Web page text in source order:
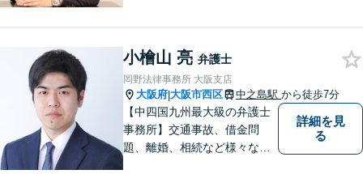
小檜山 亮 弁護士
岡野法律事務所 大阪支店
大阪府|大阪市西区 中之島駅 から徒歩7分
【中四国九州最大級の弁護士
事務所】交通事故、借金問
題、離婚、相続など様々な問
詳細を見
る